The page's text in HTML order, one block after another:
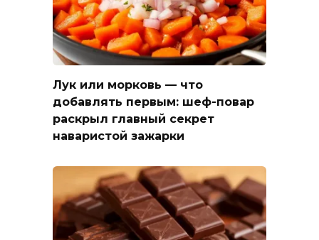
Лук или морковь — что
добавлять первым: шеф-повар
раскрыл главный секрет
наваристой зажарки